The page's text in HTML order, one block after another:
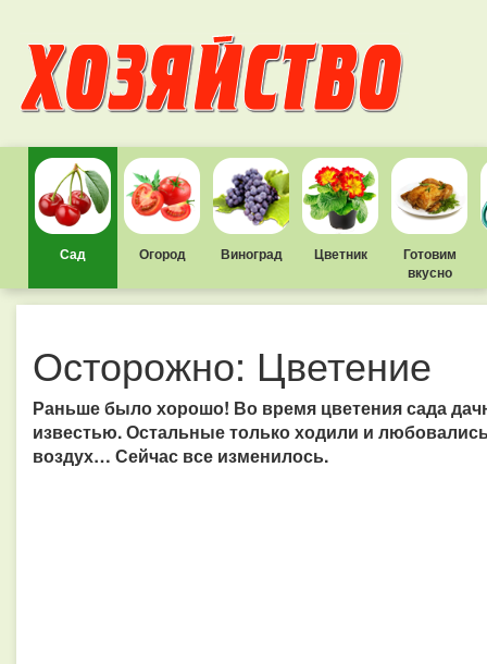
Сад Огород Виноград Цветник
Готовим
вкусно
Осторожно: Цветение
Раньше было хорошо! Во время цветения сада
известью. Остальные только ходили и
воздух… Сейчас все изменилось.